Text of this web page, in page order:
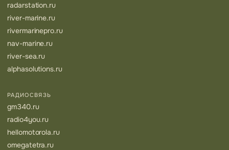
radarstation.ru
river-marine.ru
rivermarinepro.ru
nav-marine.ru
river-sea.ru
alphasolutions.ru
РАДИОСВЯЗЬ
gm340.ru
radio4you.ru
hellomotorola.ru
omegatetra.ru